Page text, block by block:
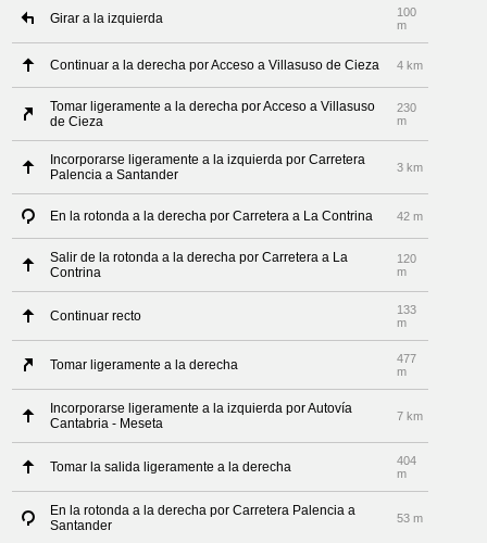
Girar a la izquierda
100
m
Continuar a la derecha por Acceso a Villasuso de Cieza 4 km
Tomar ligeramente a la derecha por Acceso a Villasuso
de Cieza
230
m
Incorporarse ligeramente a la izquierda por Carretera
Palencia a Santander
3 km
En la rotonda a la derecha por Carretera a La Contrina 42 m
Salir de la rotonda a la derecha por Carretera a La
Contrina
120
m
Continuar recto
133
m
Tomar ligeramente a la derecha
477
m
Incorporarse ligeramente a la izquierda por Autovía
Cantabria - Meseta
7 km
Tomar la salida ligeramente a la derecha
404
m
En la rotonda a la derecha por Carretera Palencia a
Santander
53 m